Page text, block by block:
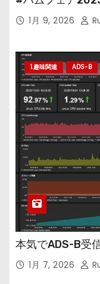
1月 9, 2026
1.趣味関連 ADS-B
本気でADS-B受
1月 7, 2026